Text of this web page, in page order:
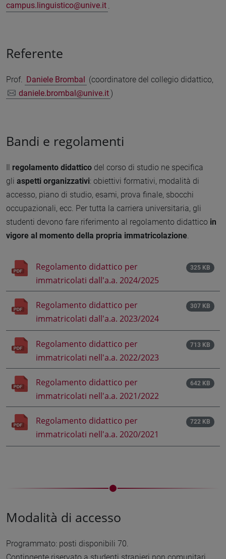
campus.linguistico@unive.it
Referente
Prof. Daniele Brombal
(coordinatore del collegio didattico,
daniele.brombal@unive.it )
Bandi e regolamenti
Il regolamento didattico del corso di studio ne specifica
gli aspetti organizzativi: obiettivi formativi, modalità di
accesso, piano di studio, esami, prova finale, sbocchi
occupazionali, ecc. Per tutta la carriera universitaria, gli
studenti devono fare riferimento al regolamento didattico in
vigore al momento della propria immatricolazione
Regolamento didattico per
immatricolati dall'a.a. 2024/2025
325 KB
Regolamento didattico per
immatricolati dall'a.a. 2023/2024
307 KB
Regolamento didattico per
immatricolati nell'a.a. 2022/2023
713 KB
Regolamento didattico per
immatricolati nell'a.a. 2021/2022
642 KB
Regolamento didattico per
immatricolati nell'a.a. 2020/2021
722 KB
Modalità di accesso
Programmato: posti disponibili 70.